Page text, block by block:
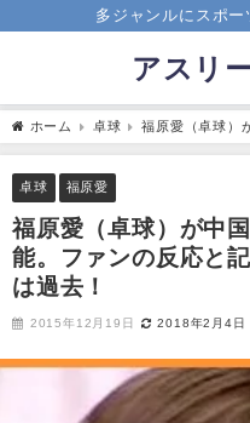
多ジャンルにスポー
アスリ
ホーム 卓球
福原愛（卓球）
応と記者からの評判。泣いたのは過
卓球 福原愛
福原愛（卓球）が中
能。ファンの反応と
は過去！
2015年12月19日 2018年2月4日